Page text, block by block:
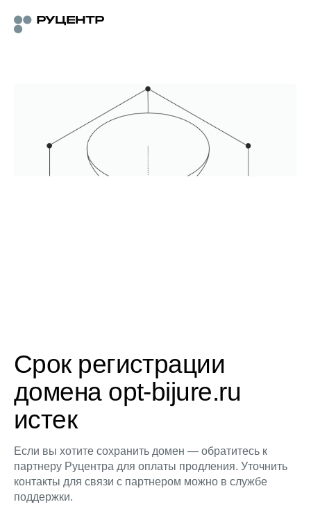
Срок регистрации
домена opt-bijure.ru
истек
Если вы хотите сохранить домен — обратитесь к
партнеру Руцентра для оплаты продления. Уточнить
контакты для связи с партнером можно в службе
поддержки.